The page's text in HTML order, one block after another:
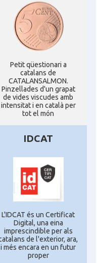
Petit qüestionari a
catalans de
CATALANSALMON.
Pinzellades d'un grapat
de vides viscudes amb
intensitat i en català per
tot el món
IDCAT
L'IDCAT és un Certificat
Digital, una eina
imprescindible per als
de l'exterior, ara,
i més encara en un futur
proper